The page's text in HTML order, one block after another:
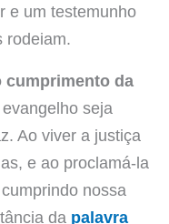
e um testemunho
rodeiam.
cumprimento da
seja
Ao viver a justiça
e ao proclamá-la
nossa
da palavra